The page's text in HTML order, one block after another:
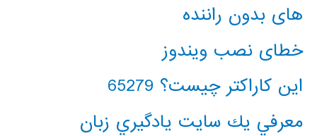
های بدون راننده
خطای نصب ویندوز
این کاراکتر چیست؟ 65279
معرفي يك سايت يادگيري زبان